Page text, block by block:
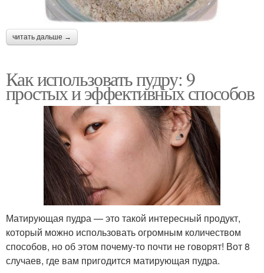
читать дальше →
Как использовать пудру: 9
простых и эффективных способов
Матирующая пудра — это такой интересный продукт,
который можно использовать огромным количеством
способов, но об этом почему-то почти не говорят! Вот 8
случаев, где вам пригодится матирующая пудра.